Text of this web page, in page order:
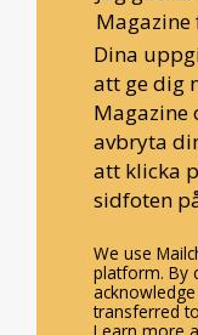
Dina
att ge dig
Magazine
avbryta
att klicka
sidfoten
We use
platform. By
transferred